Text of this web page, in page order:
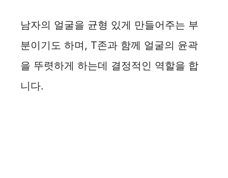
남자의 얼굴을 균형 있게 만들어주는 부
분이기도 하며, T존과 함께 얼굴의 윤곽
을 뚜렷하게 하는데 결정적인 역할을 합
니다.